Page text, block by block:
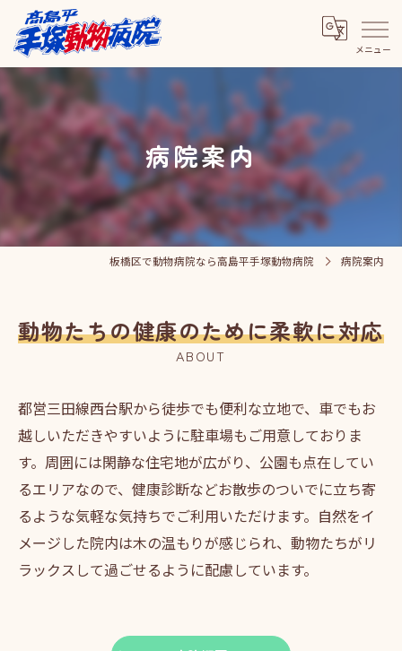
病院案内
板橋区で動物病院なら高島平手塚動物病院 病院案内
動物たちの健康のために柔軟に対応
ABOUT
都営三田線西台駅から徒歩でも便利な立地で、車でもお
越しいただきやすいように駐車場もご用意しておりま
す。周囲には閑静な住宅地が広がり、公園も点在してい
るエリアなので、健康診断などお散歩のついでに立ち寄
るような気軽な気持ちでご利用いただけます。自然をイ
メージした院内は木の温もりが感じられ、動物たちがリ
ラックスして過ごせるように配慮しています。